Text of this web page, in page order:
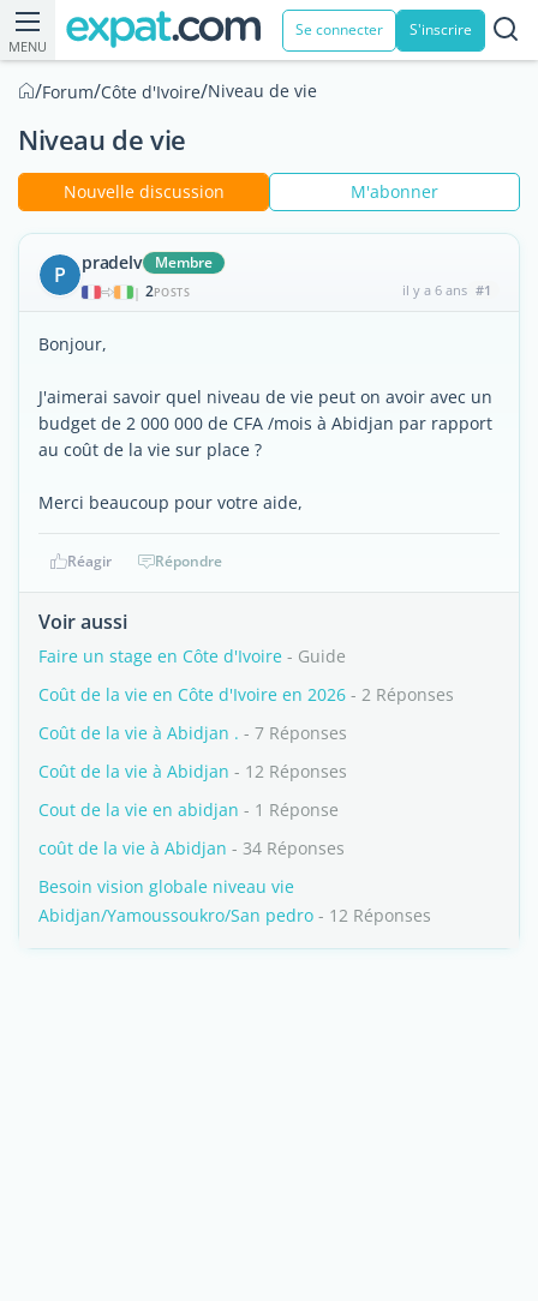
MENU
Se connecter S'inscrire
/Forum/Côte d'Ivoire/Niveau de vie
Niveau de vie
Nouvelle discussion M'abonner
P pradelv Membre
| 2POSTS il y a 6 ans #1
Bonjour,
J'aimerai savoir quel niveau de vie peut on avoir avec un
budget de 2 000 000 de CFA /mois à Abidjan par rapport
au coût de la vie sur place ?
Merci beaucoup pour votre aide,
Réagir Répondre
Voir aussi
Faire un stage en Côte d'Ivoire - Guide
Coût de la vie en Côte d'Ivoire en 2026 - 2 Réponses
Coût de la vie à Abidjan . - 7 Réponses
Coût de la vie à Abidjan - 12 Réponses
Cout de la vie en abidjan - 1 Réponse
coût de la vie à Abidjan - 34 Réponses
Besoin vision globale niveau vie
Abidjan/Yamoussoukro/San pedro - 12 Réponses